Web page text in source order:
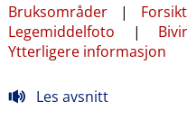
Bruksområder |
Legemiddelfoto |
Ytterligere informasjon
Les avsnitt